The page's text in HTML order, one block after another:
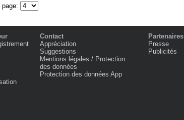
Contact
Appréciation
Suggestions
Mentions légales / Protection
des données
Protection des données App
Partenaires
Presse
Publicités